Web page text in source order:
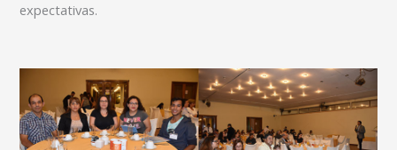
expectativas.